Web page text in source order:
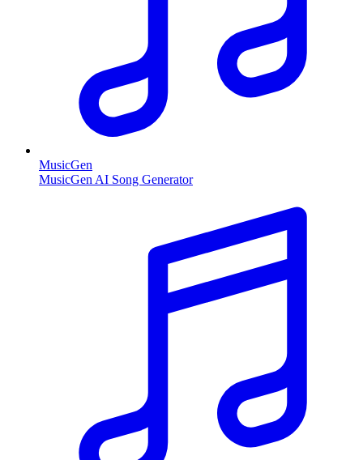
MusicGen
MusicGen AI Song Generator